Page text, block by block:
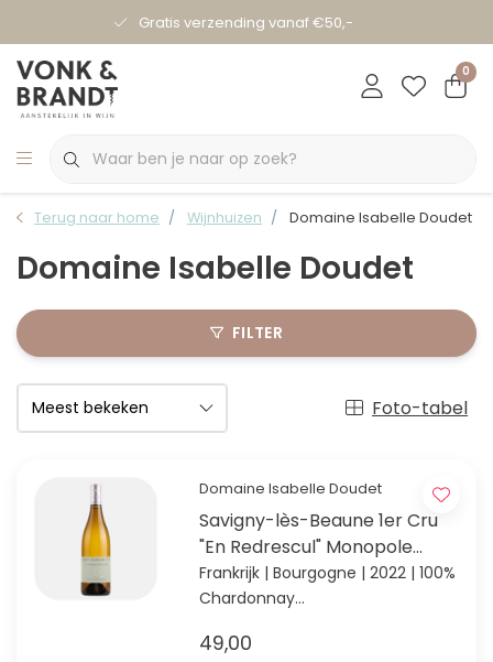
Gratis verzending vanaf €50,-
0
Terug naar home Wijnhuizen Domaine Isabelle Doudet
Domaine Isabelle Doudet
FILTER
Foto-tabel
Domaine Isabelle Doudet
Savigny-lès-Beaune 1er Cru
"En Redrescul" Monopole
2022
Frankrijk | Bourgogne | 2022 | 100%
Chardonnay
Monopole 1er Cru wijngaard "En
49,00